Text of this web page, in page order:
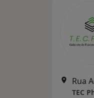
Rua
TEC